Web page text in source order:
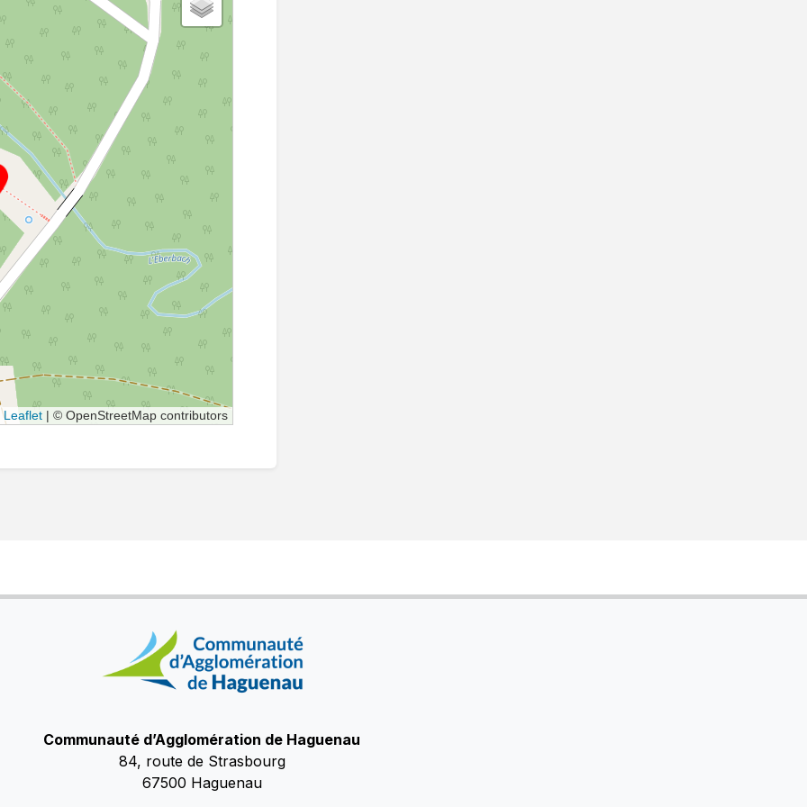
Leaflet | © OpenStreetMap contributors
Communauté d’Agglomération de Haguenau
84, route de Strasbourg
67500 Haguenau